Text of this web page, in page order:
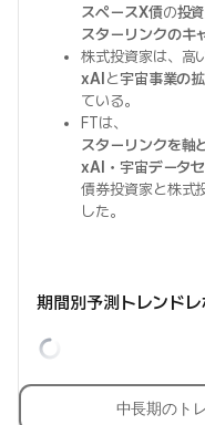
スペースX債の投
スターリンクのキ
株式投資家は、高
xAI と宇宙事業の
ている。
FTは、
スターリンクを軸
xAI・宇宙データ
債券投資家と株式
した。
期間別予測トレンド
中長期のト